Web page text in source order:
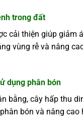
trong đất
cải thiện giúp giảm
vùng rễ và nâng
dụng phân bón
bằng, cây hấp thu
bón và nâng cao